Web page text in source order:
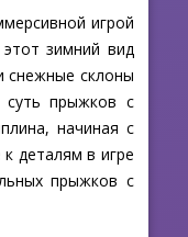
игрой
зимний вид
снежные склоны
суть прыжков с
начиная с
деталям в игре
прыжков с